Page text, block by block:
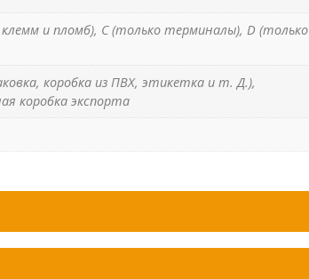
и пломб), C (только терминалы), D (только
коробка из ПВХ, этикетка и т. Д.),
коробка экспорта